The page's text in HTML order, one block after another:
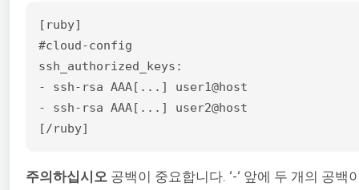
[ruby]
#cloud-config
ssh_authorized_keys:
- ssh-rsa AAA[...] user1@host
- ssh-rsa AAA[...] user2@host
[/ruby]
주의하십시오 공백이 중요합니다. ‘-‘ 앞에 두 개의 공